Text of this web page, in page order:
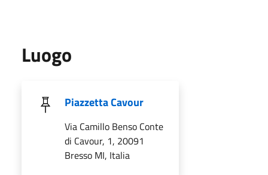
Luogo
Piazzetta Cavour
Via Camillo Benso Conte
di Cavour, 1, 20091
Bresso MI, Italia